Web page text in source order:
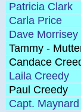
Patricia Clark
Carla Price
Dave Morrisey
Tammy -
Candace
Laila Creedy
Paul Creedy
Capt. Maynard